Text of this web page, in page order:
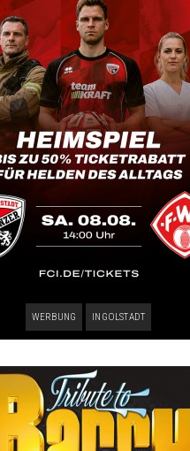
WERBUNG INGOLSTADT